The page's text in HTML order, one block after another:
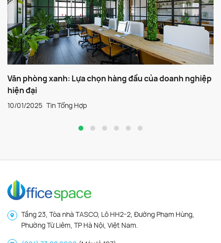
Văn phòng xanh: Lựa chọn hàng đầu của doanh nghiệp
hiện đại
10/01/2025 Tin Tổng Hợp
Tầng 23, Tòa nhà TASCO, Lô HH2-2, Đường Phạm Hùng,
Phường Từ Liêm, TP Hà Nội, Việt Nam.